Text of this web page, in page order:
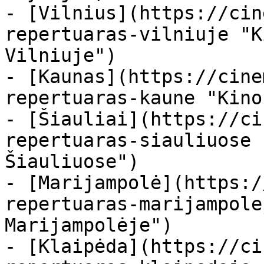
- [Vilnius](https://
repertuaras-vilniuje
Vilniuje")
- [Kaunas](https://
repertuaras-kaune
- [Šiauliai](https://
repertuaras-
Šiauliuose")
-
repertuaras-
Marijampolėje")
- [Klaipėda](https://